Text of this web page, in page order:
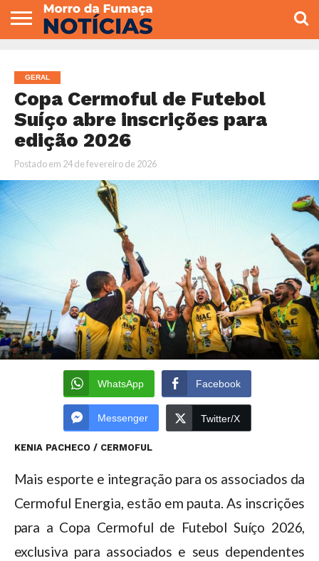
VEREADORES
GERAL
Copa Cermoful de Futebol
Suíço abre inscrições para
edição 2026
Postado em 24 de fevereiro de 2026
WhatsApp Facebook
Messenger Twitter/X
KENIA PACHECO / CERMOFUL
Mais esporte e integração para os associados da
Cermoful Energia, estão em pauta. As inscrições
para a Copa Cermoful de Futebol Suíço 2026,
exclusiva para associados e seus dependentes